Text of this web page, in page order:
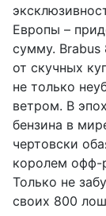
Европы –
сумму. Brabus
от скучных
не только
ветром. В
бензина в
чертовски
королем офф-
Только не
своих 800